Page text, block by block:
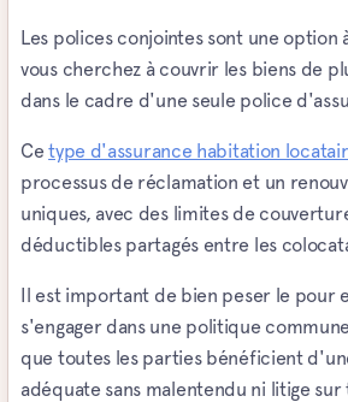
Les polices conjointes sont une option
vous cherchez à couvrir les biens de
dans le cadre d'une seule police
Cetype d'assurance habitation
processus de réclamation et un
uniques, avec des limites de
déductibles partagés entre les
Il est important de bien peser le pour
s'engager dans une politique
que toutes les parties bénéficient
adéquate sans malentendu ni litige sur